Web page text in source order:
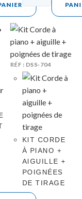
RÉF : DSS-704
KIT CORDE
À PIANO +
AIGUILLE +
POIGNÉES
DE TIRAGE